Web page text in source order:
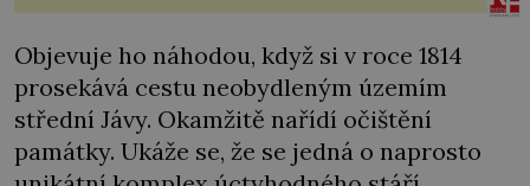
Objevuje ho náhodou, když si v roce 1814
prosekává cestu neobydleným územím
střední Jávy. Okamžitě nařídí očištění
památky. Ukáže se, že se jedná o naprosto